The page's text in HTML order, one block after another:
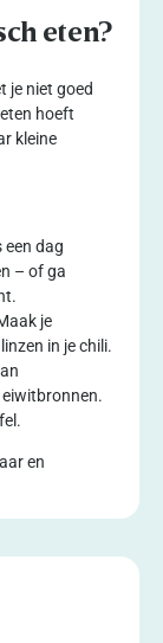
eten?
je niet goed
hoeft
kleine
een dag
– of ga
je
in je chili.
en